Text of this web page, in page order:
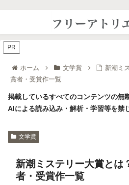
ホーム 文学賞
新潮ミ
賞者・受賞作一覧
掲載しているすべてのコンテンツの無
AIによる読み込み・解析・学習等を禁
文学賞
新潮ミステリー大賞とは
者・受賞作一覧
PR